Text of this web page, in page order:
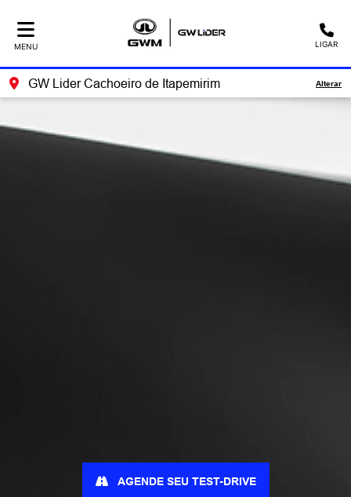
MENU LIGAR
GW Lider Cachoeiro de Itapemirim Alterar
AGENDE SEU TEST-DRIVE